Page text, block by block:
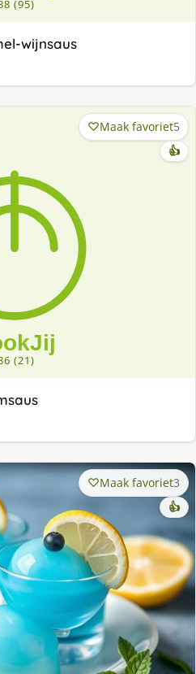
(95)
wijnsaus
(21)
Maak favoriet5
👍
Maak favoriet3
👍